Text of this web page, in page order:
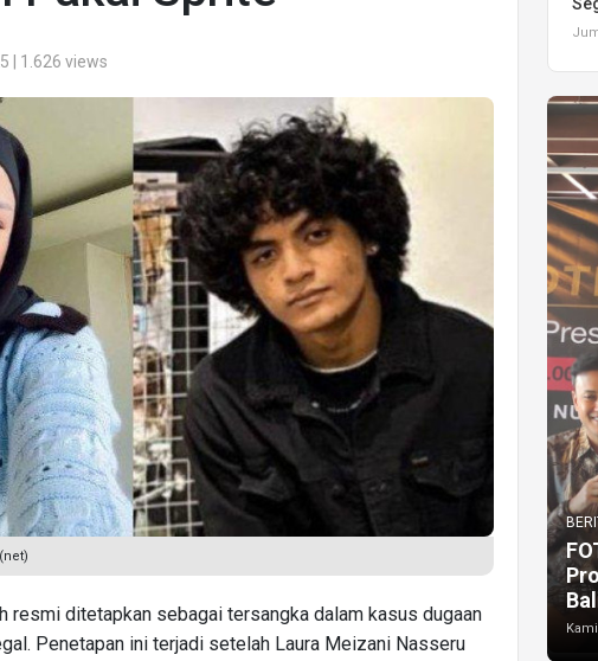
| 1.626 views
resmi ditetapkan sebagai tersangka dalam kasus dugaan
Penetapan ini terjadi setelah Laura Meizani Nasseru